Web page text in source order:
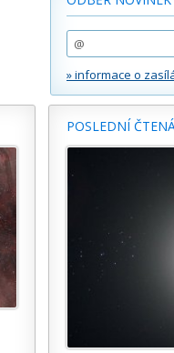
» informace o
POSLEDNÍ